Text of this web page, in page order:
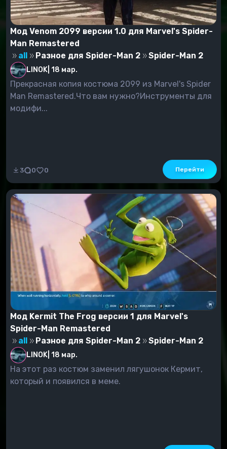
Мод Venom 2099 версии 1.0 для Marvel's Spider-
Man Remastered
all
Разное для Spider-Man 2 Spider-Man 2
LINOK 18 мар.
Прекрасная копия костюма 2099 из Marvel's Spider
Man Remastered.Что вам нужно?Инструменты для
модифи...
3 0 0 Перейти
Мод Kermit The Frog версии 1 для Marvel's
Spider-Man Remastered
all
Разное для Spider-Man 2 Spider-Man 2
LINOK 18 мар.
На этот раз костюм заменил лягушонок Кермит,
который и появился в меме.